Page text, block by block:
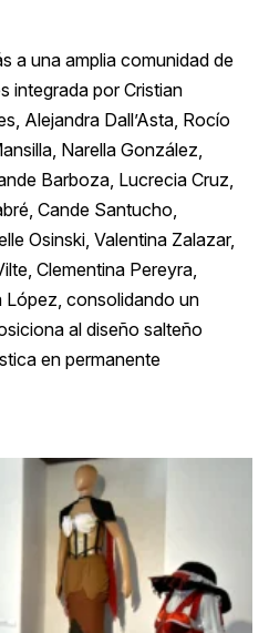
a una amplia comunidad de
integrada por Cristian
Alejandra Dall’Asta, Rocío
Narella González,
Barboza, Lucrecia Cruz,
Cande Santucho,
Osinski, Valentina Zalazar,
Clementina Pereyra,
López, consolidando un
al diseño salteño
en permanente